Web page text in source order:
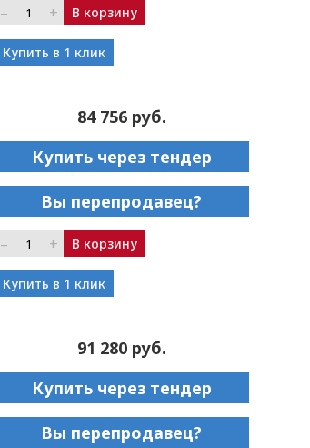
– + В корзину
Купить в 1 клик
84 756 руб.
Купить через тендер
Вы перепродавец?
– + В корзину
Купить в 1 клик
91 280 руб.
Купить через тендер
Вы перепродавец?